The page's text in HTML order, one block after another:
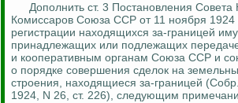
Дополнить ст. 3 Постановления
Комиссаров Союза ССР от 11 ноября 1924
регистрации находящихся за-границей
принадлежащих или подлежащих
и кооперативным органам Союза ССР и
о порядке совершения сделок на
строения, находящиеся за-границей (Собр.
1924, N 26, ст. 226), следующим